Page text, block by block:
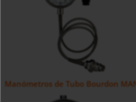
Manómetros de Tubo Bourdon